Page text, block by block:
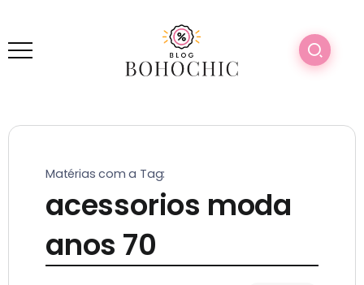
Matérias com a Tag:
acessorios moda
anos 70